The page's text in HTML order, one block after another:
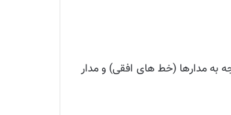
به مدارها (خط های افقی) و مدار